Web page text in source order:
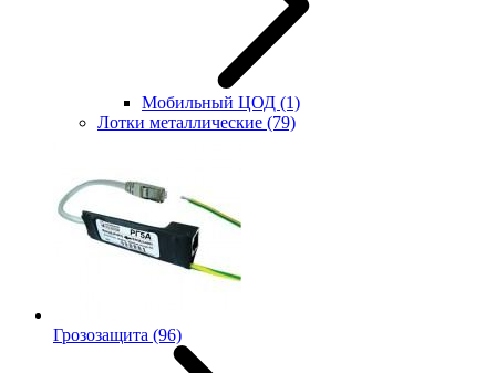
Мобильный ЦОД (1)
Лотки металлические (79)
Грозозащита (96)